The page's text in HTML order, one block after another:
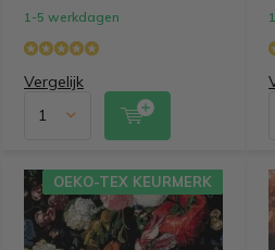
1-5 werkdagen
Vergelijk
OEKO-TEX KEURMERK